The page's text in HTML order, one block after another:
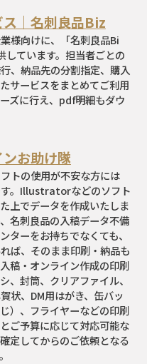
｜名刺良品Biz
様向けに、「名刺良品Bi
しています。担当者ごとの
、納品先の分割指定、購入
サービスをまとめてご利用
ズに行え、pdf明細もダウ
お助け隊
トの使用が不安な方には
す。Illustratorなどのソフト
上でデータを作成いたしま
名刺良品の入稿データ不備
ターをお持ちでなくても、
ば、そのまま印刷・納品も
稿・オンライン作成の印刷
、封筒、クリアファイル、
状、DM用はがき、缶バッ
）、フライヤーなどの印刷
ご予算に応じて対応可能な
定してからのご依頼となる